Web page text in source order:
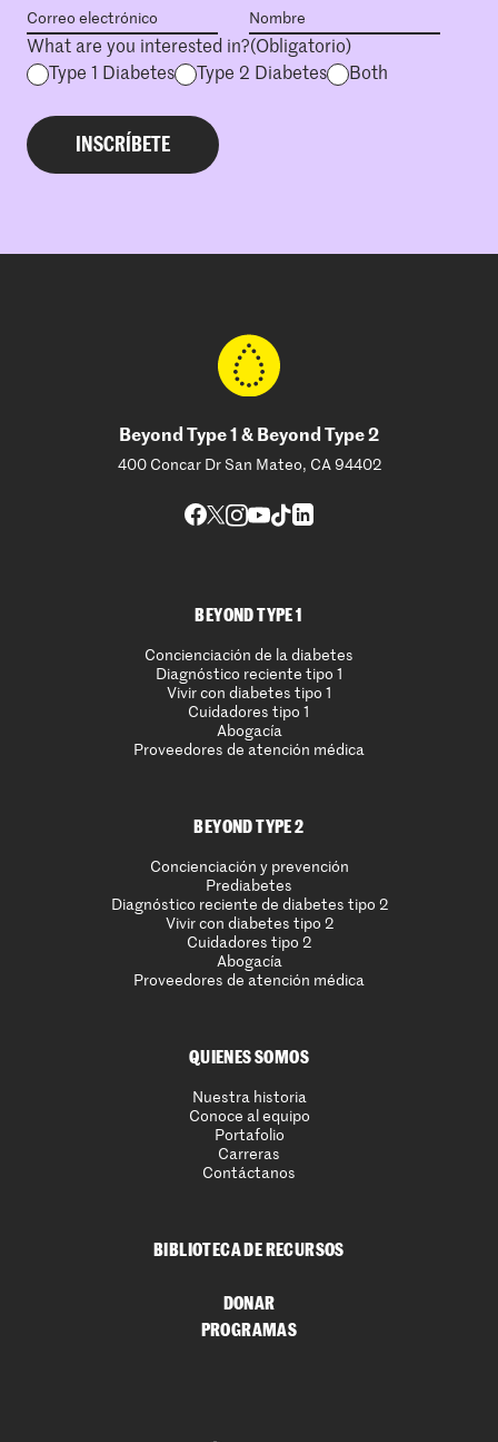
What are you interested in?(Obligatorio)
Type 1 Diabetes
Type 2 Diabetes Both
Beyond Type 1 & Beyond Type 2
400 Concar Dr San Mateo, CA 94402
BEYOND TYPE 1
Concienciación de la diabetes
Diagnóstico reciente tipo 1
Vivir con diabetes tipo 1
Cuidadores tipo 1
Abogacía
Proveedores de atención médica
BEYOND TYPE 2
Concienciación y prevención
Prediabetes
Diagnóstico reciente de diabetes tipo 2
Vivir con diabetes tipo 2
Cuidadores tipo 2
Abogacía
Proveedores de atención médica
QUIENES SOMOS
Nuestra historia
Conoce al equipo
Portafolio
Carreras
Contáctanos
BIBLIOTECA DE RECURSOS
DONAR
PROGRAMAS